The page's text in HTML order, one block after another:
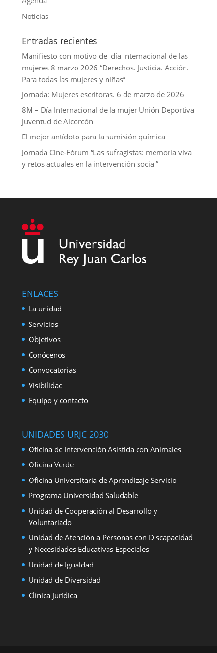
n
Noticias
Entradas recientes
Manifiesto con motivo del día internacional de las
mujeres 8 marzo 2026 “Derechos. Justicia. Acción.
Para todas las mujeres y niñas”
Jornada: Mujeres escritoras. 6 de marzo de 2026
8M – Día Internacional de la mujer Unión Deportiva
Juventud de Alcorcón
El mejor antídoto para la sumisión química
Jornada Cine-Fórum “Las sufragistas: memoria viva
y retos actuales en la intervención social”
ENLACES
La unidad
Servicios
Objetivos
Conócenos
Convocatorias
Visibilidad
Equipo y contacto
UNIDADES URJC 2030
Oficina de Intervención Asistida con Animales
Oficina Verde
Oficina Universitaria de Aprendizaje Servicio
Programa Universidad Saludable
Unidad de Cooperación al Desarrollo y
Voluntariado
Unidad de Atención a Personas con Discapacidad
y Necesidades Educativas Especiales
Unidad de Igualdad
Unidad de Diversidad
Clínica Jurídica